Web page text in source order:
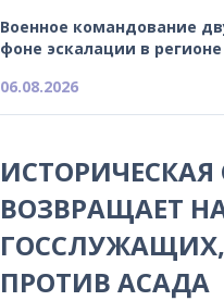
Военное командование
фоне эскалации в регионе
06.08.2026
ВОЗВРАЩАЕТ
ПРОТИВ АСАДА